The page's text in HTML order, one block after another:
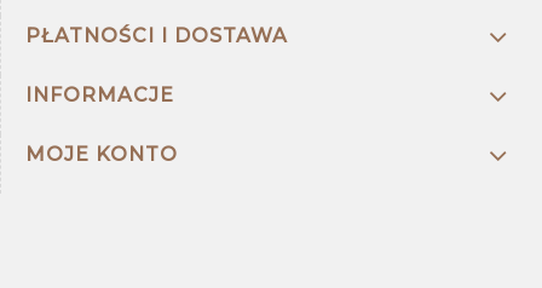
PŁATNOŚCI I DOSTAWA
INFORMACJE
MOJE KONTO